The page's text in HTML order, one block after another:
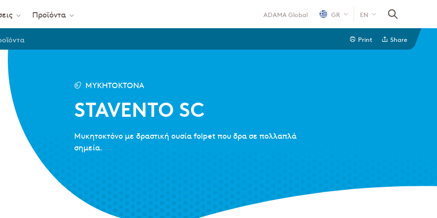
Προϊόντα ADAMA Global GR EN
Print Share
ΜΥΚΗΤΟΚΤΌΝΑ
STAVENTO SC
Μυκητοκτόνο με δραστική ουσία folpet που δρα σε πολλαπλά
σημεία.